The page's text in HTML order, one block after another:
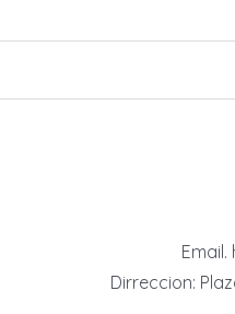
Dirreccion: